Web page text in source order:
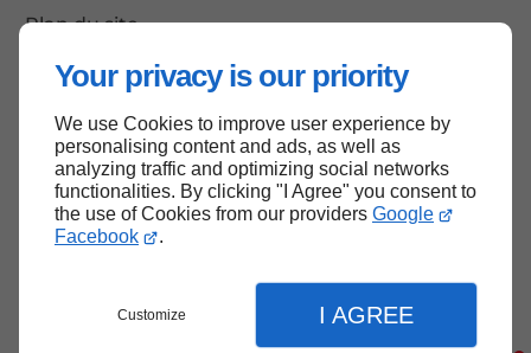
Your privacy is our priority
We use Cookies to improve user experience by
personalising content and ads, as well as
analyzing traffic and optimizing social networks
functionalities. By clicking "I Agree" you consent to
the use of Cookies from our providers Google
Facebook
.
Customize I AGREE
Plan du site
Haut de page